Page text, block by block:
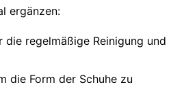
ergänzen:
die regelmäßige Reinigung und
die Form der Schuhe zu